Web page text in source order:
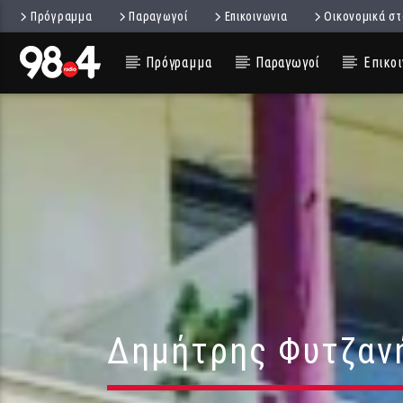
Πρόγραμμα Παραγωγοί Επικοινωνια Οικονομικά
Πρόγραμμα Παραγωγοί
Δημήτρης